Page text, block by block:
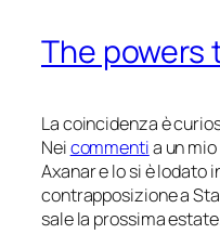
The powers
La coincidenza è
Neicommentia un mio
Axanare lo si è lodato
contrapposizione a
sale la prossima